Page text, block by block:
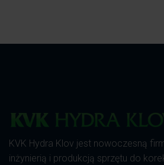
KVK Hydra Klov jest nowoczesną
inżynierią i produkcją sprzętu do